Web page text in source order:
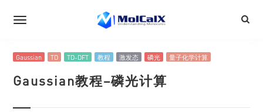
Gaussian TD TD-DFT 教程 激发态 磷光 量子化学计算
Gaussian教程–磷光计算